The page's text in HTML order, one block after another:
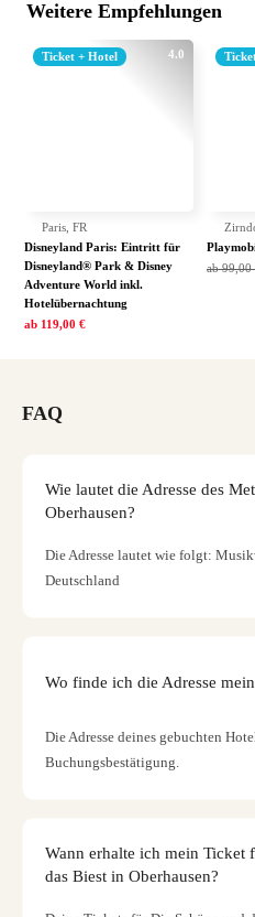
Weitere Empfehlungen
4.0
Ticket + Hotel
Paris, FR
Disneyland Paris: Eintritt für
Disneyland® Park & Disney
Adventure World inkl.
Hotelübernachtung
ab 119,00 €
ab 99,00
FAQ
Wie lautet die Adresse des
Oberhausen?
Die Adresse lautet wie folgt:
Deutschland
Wo finde ich die Adresse
Die Adresse deines gebuchten
Buchungsbestätigung.
Wann erhalte ich mein Ticket
das Biest in Oberhausen?